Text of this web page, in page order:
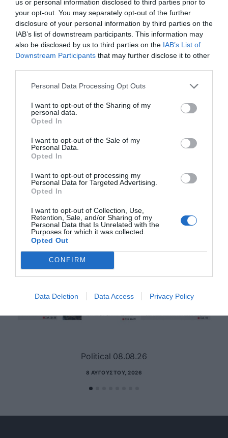
us or personal information disclosed to third parties prior to
your opt-out. You may separately opt-out of the further
disclosure of your personal information by third parties on the
IAB’s list of downstream participants. This information may
also be disclosed by us to third parties on the IAB’s List of
Downstream Participants that may further disclose it to other
Personal Data Processing Opt Outs
I want to opt-out of the Sharing of my
personal data.
Opted In
I want to opt-out of the Sale of my
Personal Data.
Opted In
I want to opt-out of processing my
Personal Data for Targeted Advertising.
Opted In
I want to opt-out of Collection, Use,
Retention, Sale, and/or Sharing of my
Personal Data that Is Unrelated with the
Purposes for which it was collected.
Opted Out
CONFIRM
Data Deletion Data Access Privacy Policy
ΔΕΊΤΕ ΕΠΊΣΗΣ...
Political 08.08.26
8 ΑΥΓΟΎΣΤΟΥ, 2026